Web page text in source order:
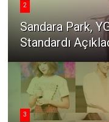
2
Sandara Park,
Standardı
3